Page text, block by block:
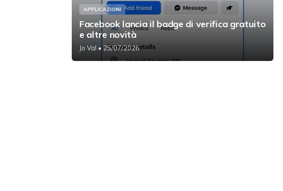
APPLICAZIONI
Facebook lancia il badge di verifica gratuito
e altre novità
Jo Val • 25/07/2026